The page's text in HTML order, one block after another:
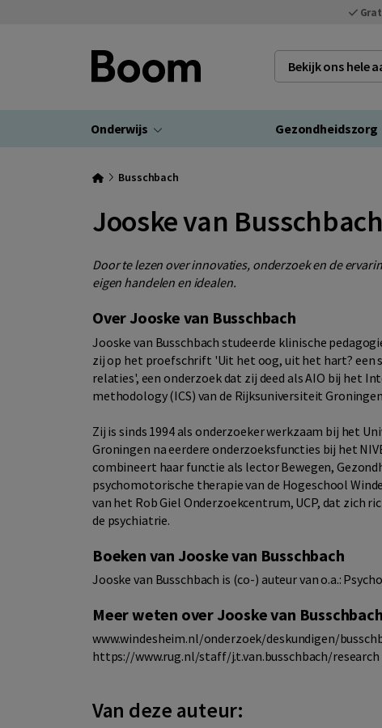
Bekijk ons hele
Onderwijs Gezondheidszorg
Busschbach
Jooske van Busschbach
Door te lezen over innovaties, onderzoek en de
eigen handelen en idealen.
Over Jooske van Busschbach
Jooske van Busschbach studeerde klinische
zij op het proefschrift 'Uit het oog, uit het hart?
relaties', een onderzoek dat zij deed als AIO bij het
methodology (ICS) van de Rijksuniversiteit
Zij is sinds 1994 als onderzoeker werkzaam bij het
Groningen na eerdere onderzoeksfuncties bij het
combineert haar functie als lector Bewegen,
psychomotorische therapie van de Hogeschool
van het Rob Giel Onderzoekcentrum, UCP, dat
de psychiatrie.
Boeken van Jooske van Busschbach
Jooske van Busschbach is (co-) auteur van o.a.:
Meer weten over Jooske van
www.windesheim.nl/onderzoek/deskundigen/
https://www.rug.nl/staff/j.t.van.busschbach/research
Van deze auteur: